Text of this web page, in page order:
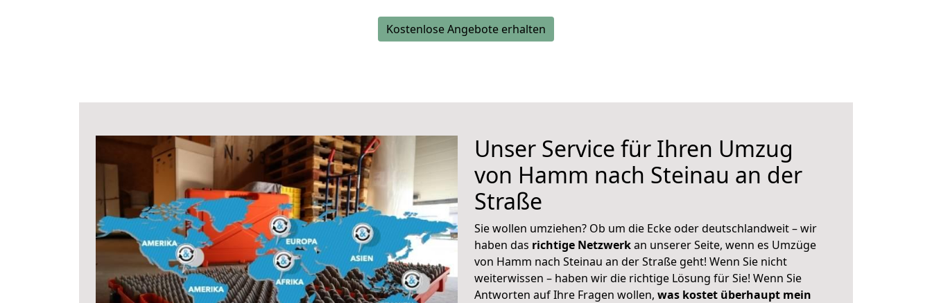
Kostenlose Angebote erhalten
Unser Service für Ihren Umzug
von Hamm nach Steinau an der
Straße
Sie wollen umziehen? Ob um die Ecke oder deutschlandweit – wir
haben das richtige Netzwerkan unserer Seite, wenn es Umzüge
von Hamm nach Steinau an der Straße geht! Wenn Sie nicht
weiterwissen – haben wir die richtige Lösung für Sie! Wenn Sie
Antworten auf Ihre Fragen wollen, was kostet überhaupt mein